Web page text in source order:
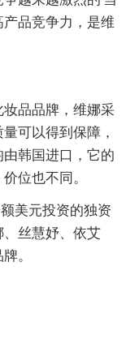
品竞争力，是维
品品牌，维娜采
可以得到保障，
韩国进口，它的
位也不同。
美元投资的独资
丝慧妤、依艾
。